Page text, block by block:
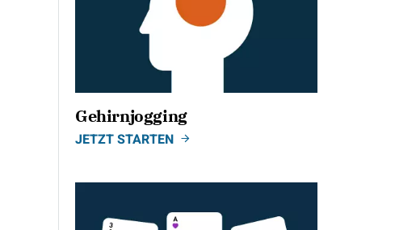
Gehirnjogging
JETZT STARTEN